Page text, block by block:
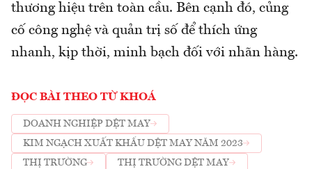
thương hiệu trên toàn cầu. Bên cạnh đó, củng
cố công nghệ và quản trị số để thích ứng
nhanh, kịp thời, minh bạch đối với nhãn hàng.
ĐỌC BÀI THEO TỪ KHOÁ
DOANH NGHIỆP DỆT MAY
KIM NGẠCH XUẤT KHẨU DỆT MAY NĂM 2023
THỊ TRƯỜNG
THỊ TRƯỜNG DỆT MAY